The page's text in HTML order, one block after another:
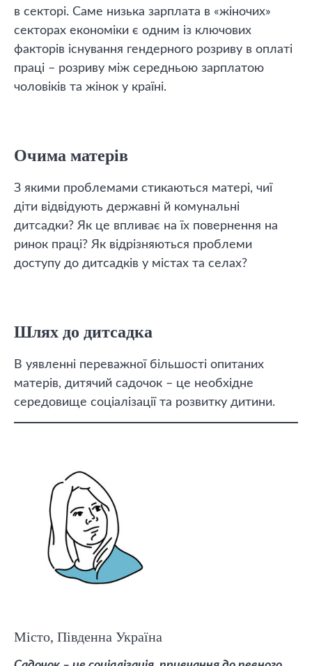
в секторі. Саме низька зарплата в «жіночих»
секторах економіки є одним із ключових
факторів існування гендерного розриву в оплаті
праці – розриву між середньою зарплатою
чоловіків та жінок у країні.
Очима матерів
З якими проблемами стикаються матері, чиї
діти відвідують державні й комунальні
дитсадки? Як це впливає на їх повернення на
ринок праці? Як відрізняються проблеми
доступу до дитсадків у містах та селах?
Шлях до дитсадка
В уявленні переважної більшості опитаних
матерів, дитячий садочок – це необхідне
середовище соціалізації та розвитку дитини.
Місто, Південна Україна